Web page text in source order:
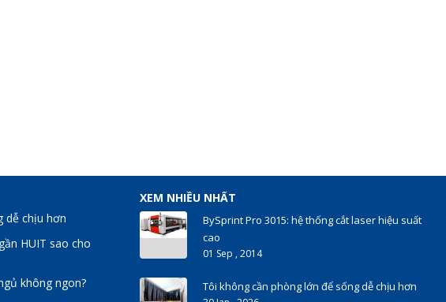
dễ chịu hơn
HUIT sao cho
không ngon?
XEM NHIỀU NHẤT
BySprint Pro 3015: hệ thống cắt laser hiệu suất
cao
01 Sep , 2014
Tôi không cần phòng lớn để sống dễ chịu hơn